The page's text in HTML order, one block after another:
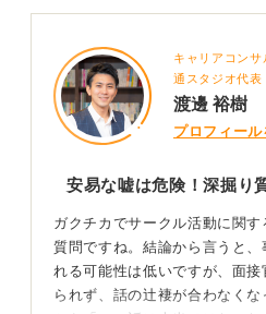
れば照合される可能性もあり
のリスクもあります。
事実でない内容を盛るのではな
度高く語る」戦略に切り替えま
理を改善し、待ち時間を平均
評価対象になります。
サークルのエピソードが弱いな
クト・資格学習・家庭の介護
キャリアコン
通スタジオ代表
渡邊 裕樹
プロフィール
安易な嘘は危険！深掘り
ガクチカでサークル活動に関
質問ですね。結論から言うと
れる可能性は低いですが、面接
られず、話の辻褄が合わなく